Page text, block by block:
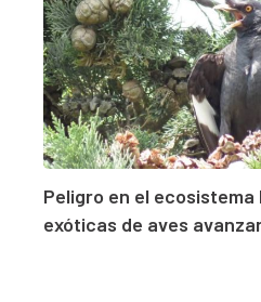
Peligro en el
exóticas de aves